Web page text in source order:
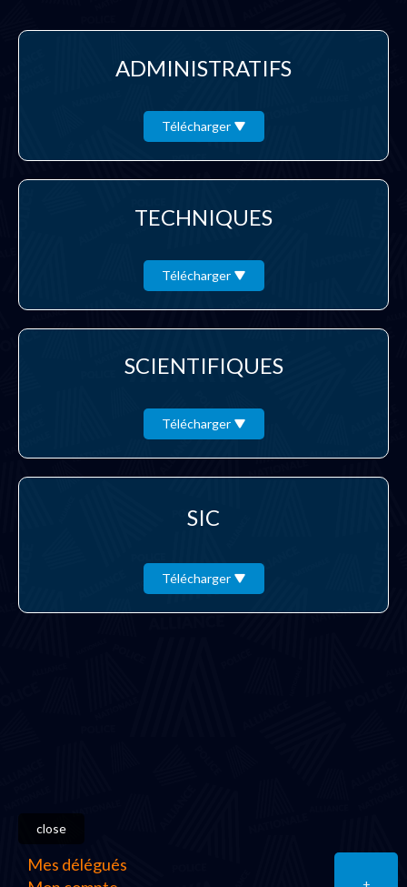
ADMINISTRATIFS
Télécharger
TECHNIQUES
Télécharger
SCIENTIFIQUES
Télécharger
SIC
Télécharger
+
close
Mes délégués